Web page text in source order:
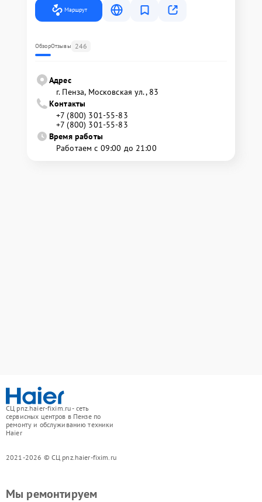
Маршрут
ОбзорОтзывы 246
Адрес
г. Пенза, Московская ул., 83
Контакты
+7 (800) 301-55-83
+7 (800) 301-55-83
Время работы
Работаем с 09:00 до 21:00
СЦ pnz.haier-fixim.ru - сеть
сервисных центров в Пензе по
ремонту и обслуживанию техники
Haier
2021-2026 © СЦ pnz.haier-fixim.ru
Мы ремонтируем